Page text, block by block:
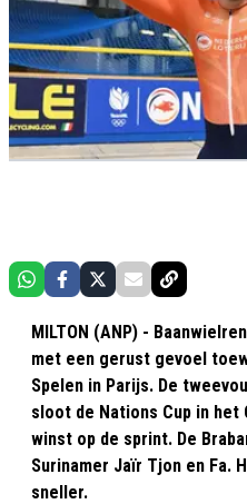
MILTON (ANP) -
met een gerust gevoel
Spelen in Parijs. De
sloot de Nations Cup in het
winst op de sprint. De
Surinamer Jaïr Tjon en Fa.
sneller.